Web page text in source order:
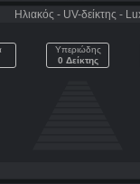
Ηλιακός - UV-δείκτης -
Υπεριώδης
0 Δείκτης